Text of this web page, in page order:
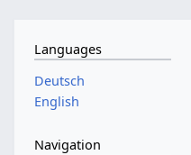
Languages
Deutsch
English
Navigation